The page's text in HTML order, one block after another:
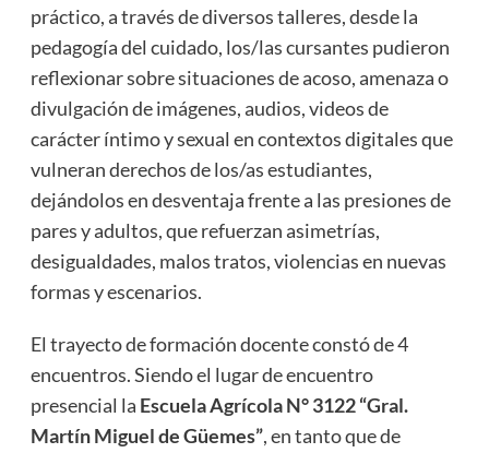
práctico, a través de diversos talleres, desde la
pedagogía del cuidado, los/las cursantes pudieron
reflexionar sobre situaciones de acoso, amenaza o
divulgación de imágenes, audios, videos de
carácter íntimo y sexual en contextos digitales que
vulneran derechos de los/as estudiantes,
dejándolos en desventaja frente a las presiones de
pares y adultos, que refuerzan asimetrías,
desigualdades, malos tratos, violencias en nuevas
formas y escenarios.
El trayecto de formación docente constó de 4
encuentros. Siendo el lugar de encuentro
presencial la Escuela Agrícola N° 3122 “Gral.
Martín Miguel de Güemes”, en tanto que de